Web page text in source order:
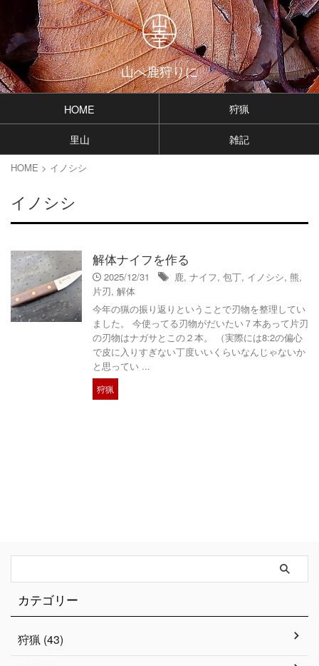
山へ鹿狩りに
HOME 狩猟
里山 雑記
HOME > イノシシ
イノシシ
解体ナイフを作る
2025/12/31 鹿, ナイフ, 包丁, イノシシ, 熊,
片刃, 解体
今年の猟の振り返りということで刃物を整理してい
ました。 今使ってる刃物がだいたい７本あって片刃
の刃物はナガサとこの２本。 （実際には8:2の偏心
で皮に入りすぎない丁度いいくらいなんじゃないか
と思ってい ...
狩猟
カテゴリー
狩猟 (43)